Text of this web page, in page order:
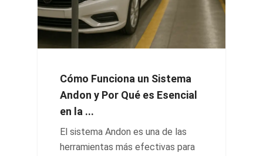
Cómo Funciona un Sistema
Andon y Por Qué es Esencial
en la ...
El sistema Andon es una de las
herramientas más efectivas para